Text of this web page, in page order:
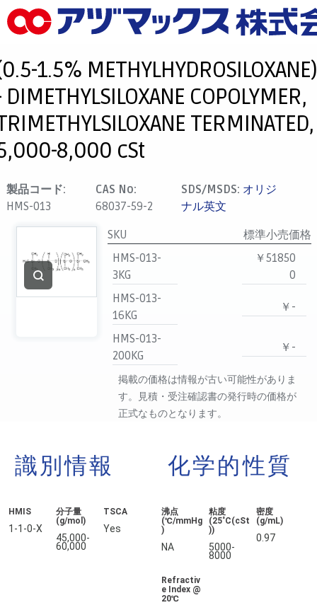
メニュー
お気に入り
カート
マイアカウント
主要取扱ブランド
支払い
製品検索
見積発行
1.5% METHYLHYDROSILOXANE)
DIMETHYLSILOXANE COPOLYMER,
TERMINATED,
8,000 cSt
製品コード:
HMS-013
CAS No:
68037-59-2
SDS/MSDS: オリジ
ナル英文
SKU
標準小売価格
HMS-013-
3KG
￥51850
0
HMS-013-
16KG
￥-
HMS-013-
200KG
￥-
掲載の価格は情報が古い可能性がありま
す。見積・受注確認書の発行時の価格が
正式なものとなります。
識別情報
HMIS
1-1-0-X
分子量
(g/mol)
45,000-
60,000
TSCA
Yes
化学的性質
沸点
(℃/mmHg
)
NA
粘度
(25˚C(cSt
))
5000-
8000
密度
(g/mL)
0.97
Refractiv
e Index @
20℃